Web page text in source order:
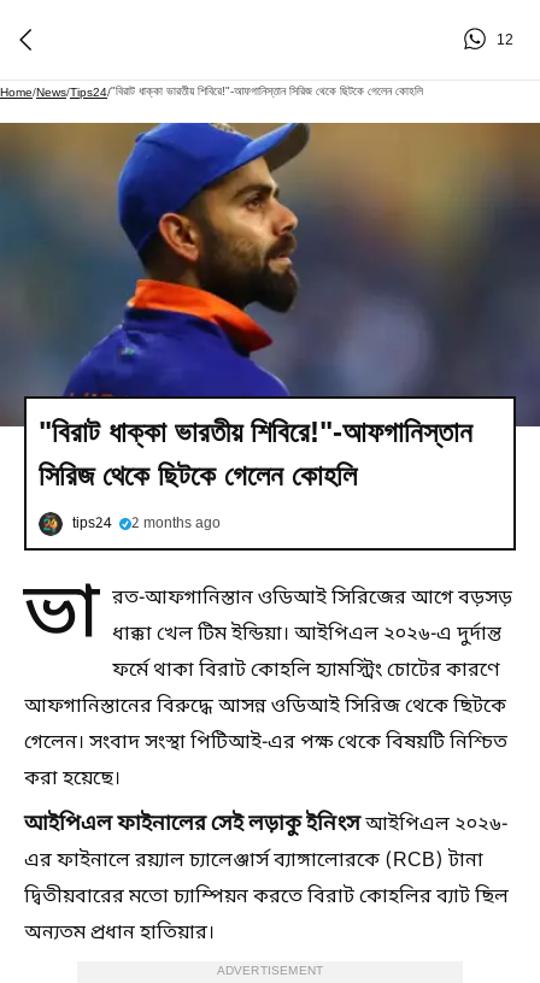
12
Home/News/Tips24/"বিরাট ধাক্কা ভারতীয় শিবিরে!"-আফগানিস্তান সিরিজ থেকে ছিটকে গেলেন কোহলি
"বিরাট ধাক্কা ভারতীয় শিবিরে!"-আফগানিস্তান
সিরিজ থেকে ছিটকে গেলেন কোহলি
tips24 2 months ago
ভা রত-আফগানিস্তান ওডিআই সিরিজের আগে বড়সড়
ধাক্কা খেল টিম ইন্ডিয়া। আইপিএল ২০২৬-এ দুর্দান্ত
ফর্মে থাকা বিরাট কোহলি হ্যামস্ট্রিং চোটের কারণে
আফগানিস্তানের বিরুদ্ধে আসন্ন ওডিআই সিরিজ থেকে ছিটকে
গেলেন। সংবাদ সংস্থা পিটিআই-এর পক্ষ থেকে বিষয়টি নিশ্চিত
করা হয়েছে।
আইপিএল ফাইনালের সেই লড়াকু ইনিংসআইপিএল ২০২৬-
এর ফাইনালে রয়্যাল চ্যালেঞ্জার্স ব্যাঙ্গালোরকে (RCB) টানা
দ্বিতীয়বারের মতো চ্যাম্পিয়ন করতে বিরাট কোহলির ব্যাট ছিল
অন্যতম প্রধান হাতিয়ার।
ADVERTISEMENT